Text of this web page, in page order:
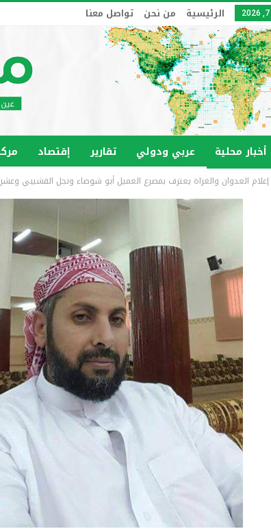
الرئيسية من نحن تواصل معنا
أخبار محلية عربي ودولي تقارير إقتصاد
إعلام العدوان والغزاة يعترف بمصرع العميل أبو شوصاء ونجل القشيبي